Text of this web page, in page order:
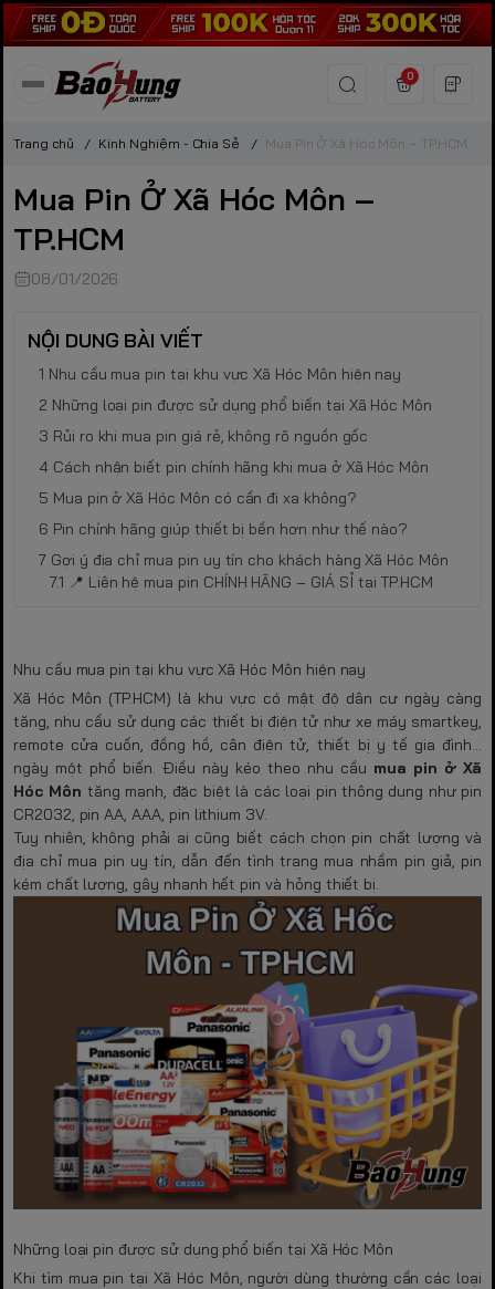
0
Trang chủ / Kinh Nghiệm - Chia Sẻ / Mua Pin Ở Xã Hóc Môn – TP.HCM
Mua Pin Ở Xã Hóc Môn –
TP.HCM
08/01/2026
NỘI DUNG BÀI VIẾT
Nhu cầu mua pin tại khu vực Xã Hóc Môn hiện nay
Những loại pin được sử dụng phổ biến tại Xã Hóc Môn
Rủi ro khi mua pin giá rẻ, không rõ nguồn gốc
Cách nhận biết pin chính hãng khi mua ở Xã Hóc Môn
Mua pin ở Xã Hóc Môn có cần đi xa không?
Pin chính hãng giúp thiết bị bền hơn như thế nào?
Gợi ý địa chỉ mua pin uy tín cho khách hàng Xã Hóc Môn
📍 Liên hệ mua pin CHÍNH HÃNG – GIÁ SỈ tại TP.HCM
Nhu cầu mua pin tại khu vực Xã Hóc Môn hiện nay
Xã Hóc Môn (TP.HCM) là khu vực có mật độ dân cư ngày càng
tăng, nhu cầu sử dụng các thiết bị điện tử như xe máy smartkey,
remote cửa cuốn, đồng hồ, cân điện tử, thiết bị y tế gia đình…
ngày một phổ biến. Điều này kéo theo nhu cầu mua pin ở Xã
Hóc Môn tăng mạnh, đặc biệt là các loại pin thông dụng như pin
CR2032, pin AA, AAA, pin lithium 3V.
Tuy nhiên, không phải ai cũng biết cách chọn pin chất lượng và
địa chỉ mua pin uy tín, dẫn đến tình trạng mua nhầm pin giả, pin
kém chất lượng, gây nhanh hết pin và hỏng thiết bị.
Những loại pin được sử dụng phổ biến tại Xã Hóc Môn
Khi tìm mua pin tại Xã Hóc Môn, người dùng thường cần các loại